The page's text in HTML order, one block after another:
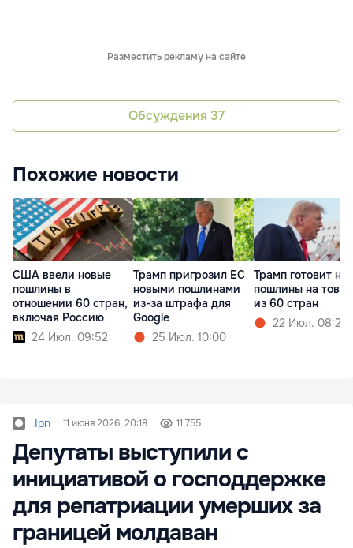
Разместить рекламу на сайте
Обсуждения 37
Похожие новости
США ввели новые
пошлины в
отношении 60 стран,
включая Россию
24 Июл. 09:52
Трамп пригрозил ЕС
новыми пошлинами
из-за штрафа для
Google
25 Июл. 10:00
Трамп готовит
пошлины на
из 60 стран
22 Июл. 08:20
Ipn 11 июня 2026, 20:18 11 755
Депутаты выступили с
инициативой о господдержке
для репатриации умерших за
границей молдаван